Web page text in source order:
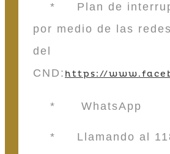
* Plan de
por medio de las
del
CND: https://
* WhatsApp
* Llamando al